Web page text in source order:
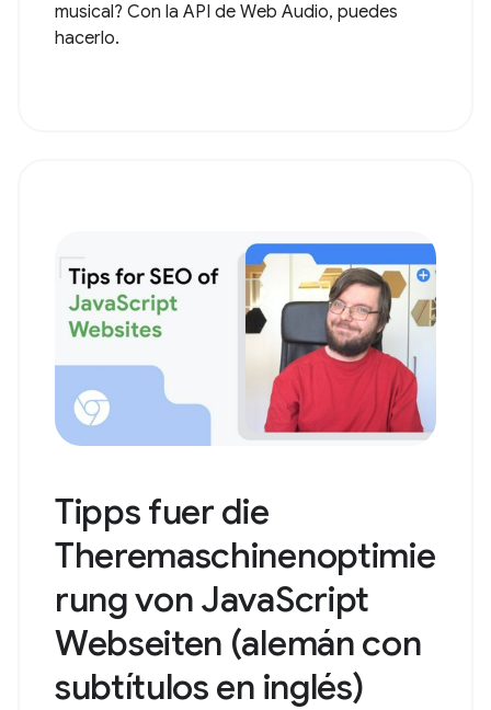
musical? Con la API de Web Audio, puedes
hacerlo.
Tipps fuer die
Theremaschinenoptimie
rung von JavaScript
Webseiten (alemán con
subtítulos en inglés)